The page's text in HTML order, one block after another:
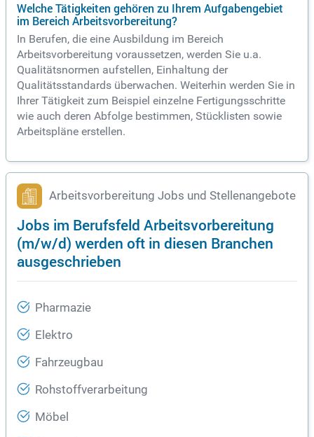
Welche Tätigkeiten gehören zu Ihrem Aufgabengebiet
im Bereich Arbeitsvorbereitung?
In Berufen, die eine Ausbildung im Bereich
Arbeitsvorbereitung voraussetzen, werden Sie u.a.
Qualitätsnormen aufstellen, Einhaltung der
Qualitätsstandards überwachen. Weiterhin werden Sie in
Ihrer Tätigkeit zum Beispiel einzelne Fertigungsschritte
wie auch deren Abfolge bestimmen, Stücklisten sowie
Arbeitspläne erstellen.
Arbeitsvorbereitung Jobs und Stellenangebote
Jobs im Berufsfeld Arbeitsvorbereitung
(m/w/d) werden oft in diesen Branchen
ausgeschrieben
Pharmazie
Elektro
Fahrzeugbau
Rohstoffverarbeitung
Möbel